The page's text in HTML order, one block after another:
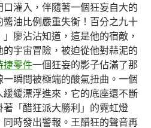
灌入，伴隨著一個狂妄自大的
油比例嚴重失衡！百分之九十
廖沾沾知道，這是他的宿敵，
宇宙冒險，被迫從他對蒜泥的
捷零件一個狂妄的影子佔滿了那
瞬間被極端的酸氣扭曲。一個
緩漂浮進來，它的底座還不斷
「醋狂派大勝利」的霓虹燈
時發出警報。王醋狂的聲音再